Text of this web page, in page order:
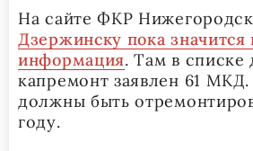
На сайте ФКР
Дзержинску пока значится
информация. Там в списке
капремонт заявлен 61
должны быть
году.